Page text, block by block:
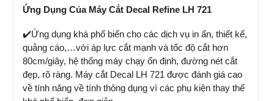
Ứng Dụng Của Máy Cắt Decal Refine LH 721
✔️Ứng dụng khá phổ biến cho các dịch vụ in ấn, thiết kế,
quảng cáo,…với áp lực cắt mạnh và tốc độ cắt hơn
80cm/giây, hệ thống máy chạy ổn định, đường nét cắt
đẹp, rõ ràng. Máy cắt Decal LH 721 được đánh giá cao
về tính năng về tính thông dụng vì các phụ kiện thay thế